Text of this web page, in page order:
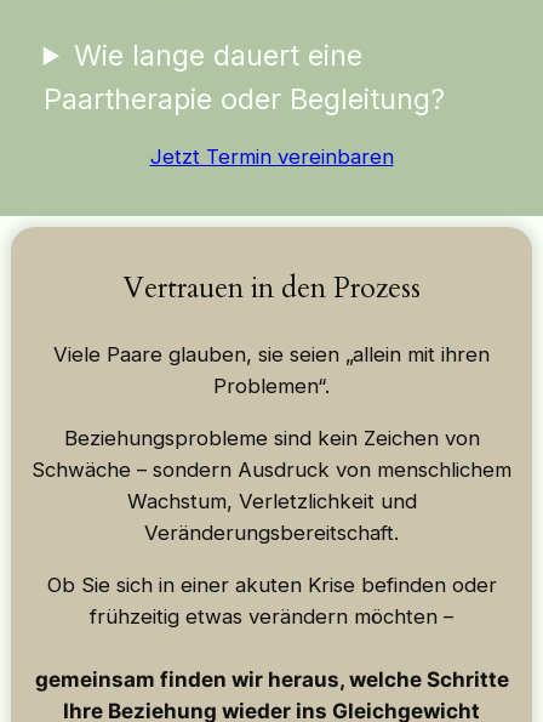
Wie lange dauert eine
Paartherapie oder Begleitung?
Jetzt Termin vereinbaren
Vertrauen in den Prozess
Viele Paare glauben, sie seien „allein mit ihren
Problemen“.
Beziehungsprobleme sind kein Zeichen von
Schwäche – sondern Ausdruck von menschlichem
Wachstum, Verletzlichkeit und
Veränderungsbereitschaft.
Ob Sie sich in einer akuten Krise befinden oder
frühzeitig etwas verändern möchten –
gemeinsam finden wir heraus, welche Schritte
Ihre Beziehung wieder ins Gleichgewicht